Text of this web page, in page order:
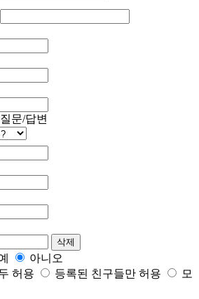
문/답변
아니오
허용 등록된 친구들만 허용
모